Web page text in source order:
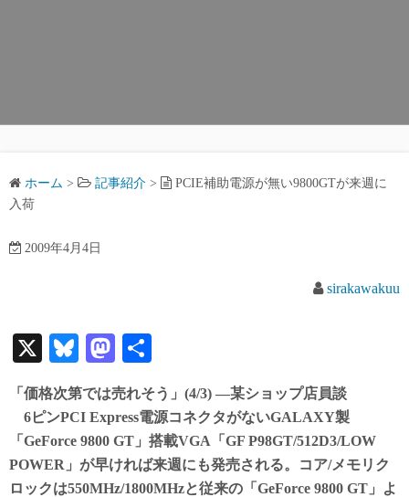
ホーム > 記事紹介 >
PCIE補助電源が無い9800GTが来週に
入荷
2009年4月4日
sirakawakuu
X
Bl
sk
y
M
as
to
do
n
「価格次第では売れそう」(4/3) —某ショップ店員談
6ピンPCI Express電源コネクタがないGALAXY製
「GeForce 9800 GT」搭載VGA「GF P98GT/512D3/LOW
POWER」が早ければ来週にも発売される。コア/メモリク
ロックは550MHz/1800MHzと従来の「GeForce 9800 GT」よ